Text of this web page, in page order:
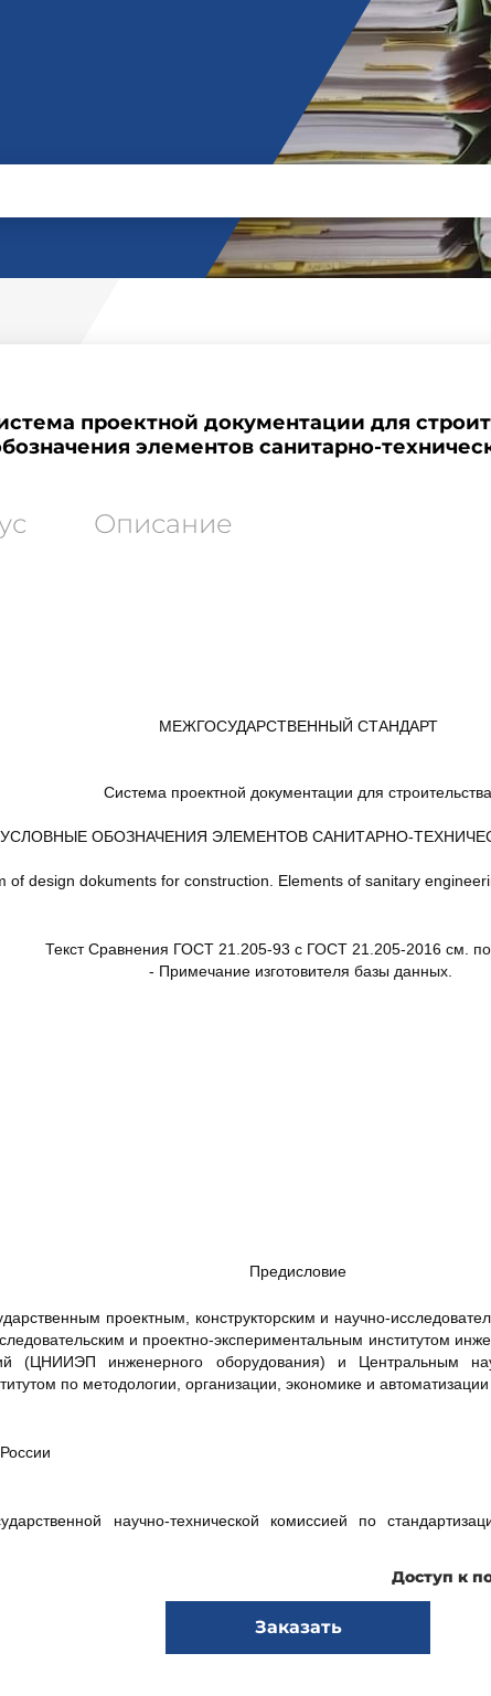
проектной документации для
элементов санитарно-
Описание
МЕЖГОСУДАРСТВЕННЫЙ СТАНДАРТ
Система проектной документации для строительства
УСЛОВНЫЕ ОБОЗНАЧЕНИЯ ЭЛЕМЕНТОВ САНИТАРНО-
of design dokuments for construction. Elements of sanitary
Текст Сравнения ГОСТ 21.205-93 с ГОСТ 21.205-2016 см. по
- Примечание изготовителя базы данных.
Предисловие
проектным, конструкторским и научно-
и проектно-экспериментальным институтом
(ЦНИИЭП инженерного оборудования) и Центральным
по методологии, организации, экономике и
научно-технической комиссией по
Доступ к
Заказать